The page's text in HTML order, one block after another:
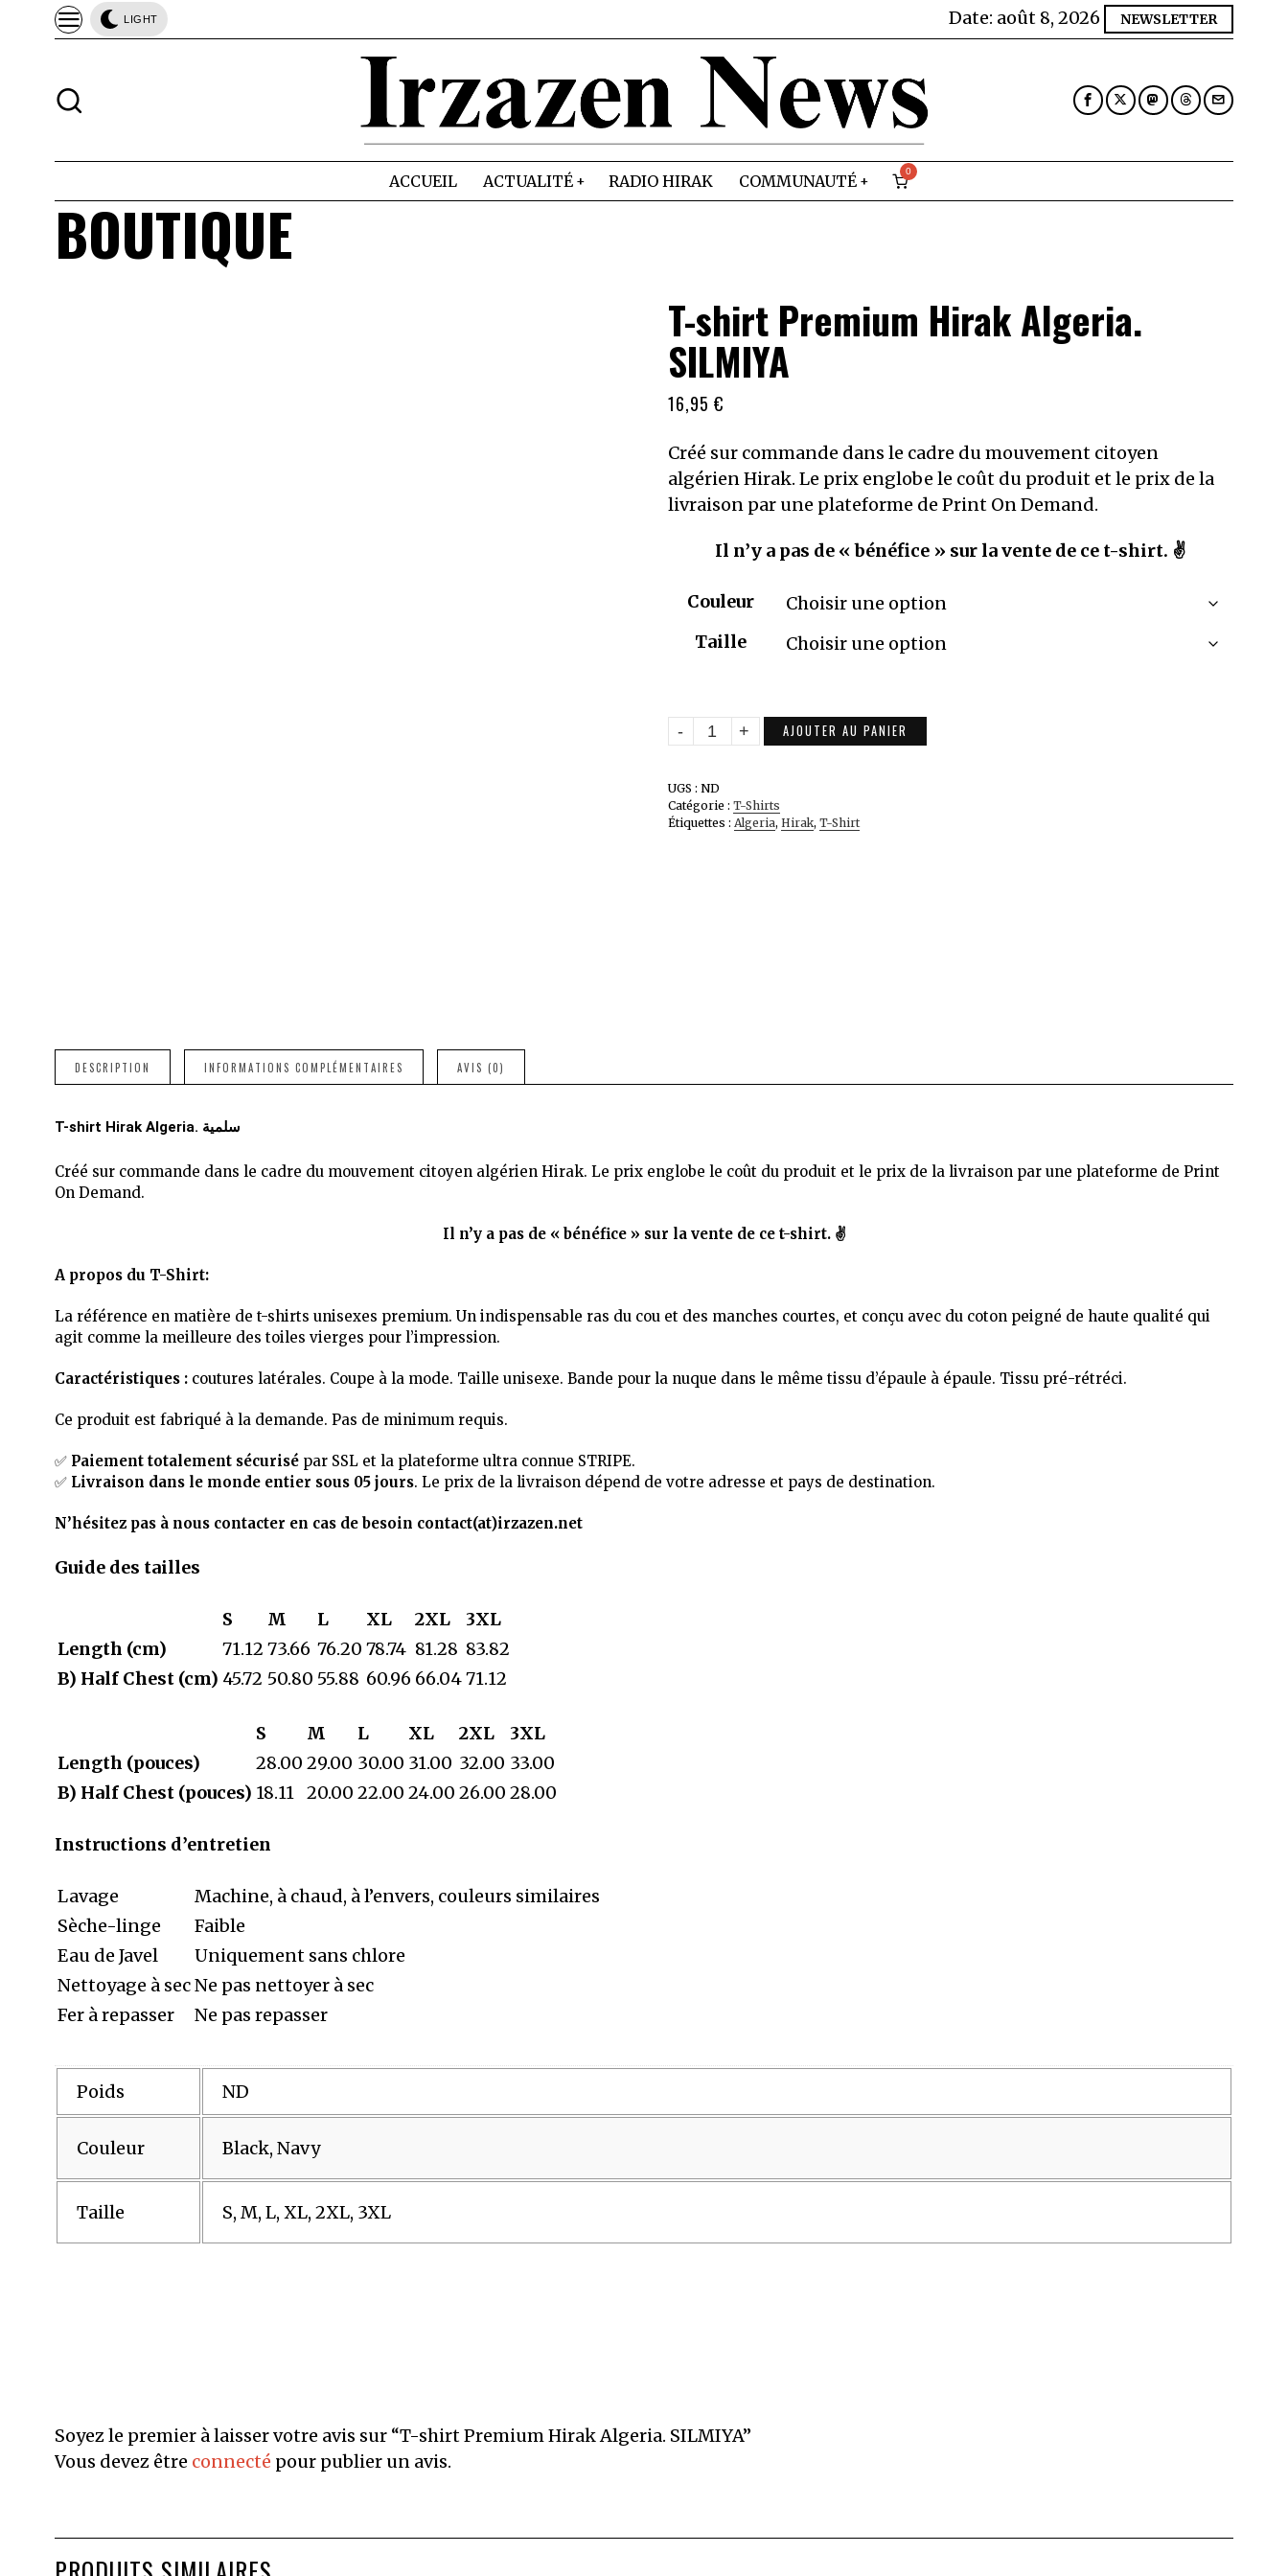
LIGHT Date: août 8, 2026 NEWSLETTER
ACCUEIL ACTUALITÉ RADIO HIRAK COMMUNAUTÉ
0
BOUTIQUE
T-shirt Premium Hirak Algeria.
SILMIYA
16,95 €
Créé sur commande dans le cadre du mouvement citoyen
algérien Hirak. Le prix englobe le coût du produit et le prix de la
livraison par une plateforme de Print On Demand.
Il n’y a pas de « bénéfice » sur la vente de ce t-shirt. ✌️
Couleur
Taille
quantité
T-
shirt
Premium
AJOUTER AU PANIER
UGS : ND
Catégorie : T-Shirts
Étiquettes : Algeria, Hirak, T-Shirt
DESCRIPTION INFORMATIONS COMPLÉMENTAIRES AVIS (0)
T-shirt Hirak Algeria. سلمية
Créé sur commande dans le cadre du mouvement citoyen algérien Hirak. Le prix englobe le coût du produit et le prix de la livraison par une plateforme de Print
On Demand.
Il n’y a pas de « bénéfice » sur la vente de ce t-shirt. ✌️
A propos du T-Shirt:
La référence en matière de t-shirts unisexes premium. Un indispensable ras du cou et des manches courtes, et conçu avec du coton peigné de haute qualité qui
agit comme la meilleure des toiles vierges pour l’impression.
Caractéristiques : coutures latérales. Coupe à la mode. Taille unisexe. Bande pour la nuque dans le même tissu d’épaule à épaule. Tissu pré-rétréci.
Ce produit est fabriqué à la demande. Pas de minimum requis.
✅ Paiement totalement sécurisé par SSL et la plateforme ultra connue STRIPE.
✅ Livraison dans le monde entier sous 05 jours. Le prix de la livraison dépend de votre adresse et pays de destination.
N’hésitez pas à nous contacter en cas de besoin contact(at)irzazen.net
Guide des tailles
S M L XL 2XL
3XL
Length (cm)
71.12 73.66 76.20 78.74 81.28 83.82
B) Half Chest (cm) 45.72 50.80 55.88 60.96 66.0471.12
S M L XL 2XL
3XL
Length (pouces)
28.00 29.00 30.00 31.00 32.00 33.00
B) Half Chest (pouces) 18.11 20.00 22.00 24.00 26.00 28.00
Instructions d’entretien
Lavage
Machine, à chaud, à l’envers, couleurs similaires
Sèche-linge
Faible
Eau de Javel
Uniquement sans chlore
Nettoyage à secNe pas nettoyer à sec
Fer à repasser
Ne pas repasser
Poids ND
Couleur Black, Navy
Taille S, M, L, XL, 2XL, 3XL
Soyez le premier à laisser votre avis sur “T-shirt Premium Hirak Algeria. SILMIYA”
Vous devez être connecté pour publier un avis.